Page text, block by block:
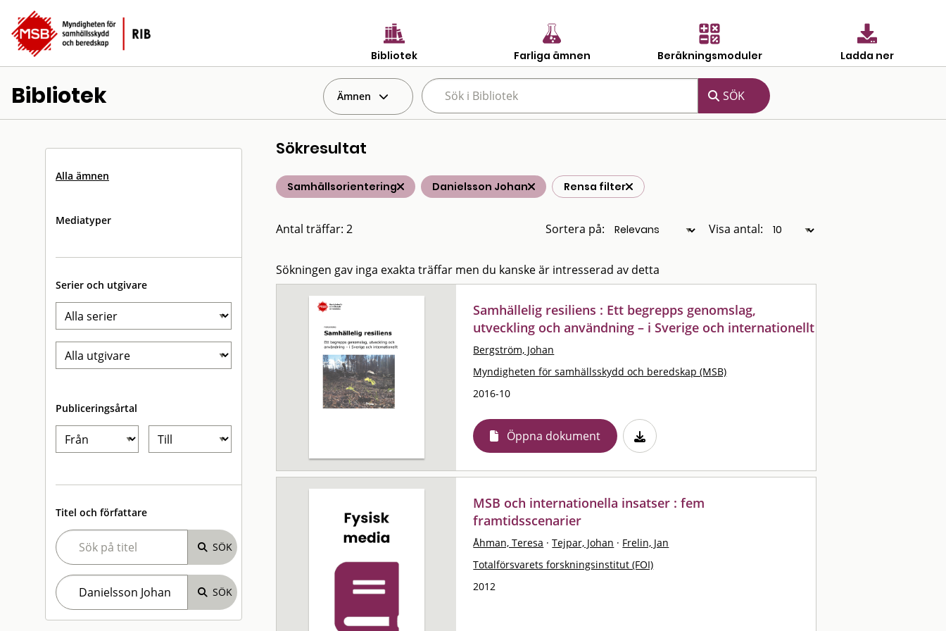
Bibliotek Farliga ämnen Beräkningsmoduler Ladda ner
Bibliotek Ämnen
Alla ämnen
Mediatyper
Serier och utgivare
Publiceringsårtal
Titel och författare
Sökresultat
Samhällsorientering Danielsson Johan Rensa filter
Antal träffar: 2 Sortera på: Visa antal:
Sökningen gav inga exakta träffar men du kanske är intresserad av detta
Samhällelig resiliens : Ett begrepps genomslag,
utveckling och användning – i Sverige och internationellt
Bergström, Johan
Myndigheten för samhällsskydd och beredskap (MSB)
2016-10
Öppna dokument
MSB och internationella insatser : fem
framtidsscenarier
Åhman, Teresa · Tejpar, Johan · Frelin, Jan
Totalförsvarets forskningsinstitut (FOI)
2012